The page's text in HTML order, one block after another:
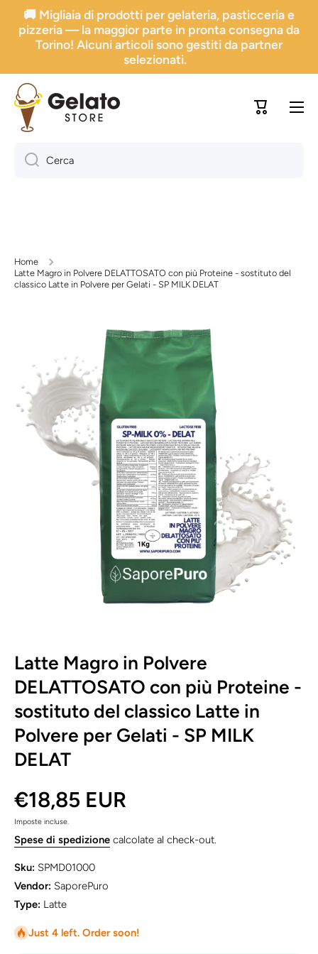
Vai direttamente ai contenuti
🚚 Migliaia di prodotti per gelateria, pasticceria e
pizzeria — la maggior parte in pronta consegna da
Torino! Alcuni articoli sono gestiti da partner
selezionati.
Carrello
Cerca
Home
Latte Magro in Polvere DELATTOSATO con più Proteine - sostituto del
classico Latte in Polvere per Gelati - SP MILK DELAT
Latte Magro in Polvere
DELATTOSATO con più Proteine -
sostituto del classico Latte in
Polvere per Gelati - SP MILK
DELAT
€18,85 EUR
Imposte incluse.
Spese di spedizione calcolate al check-out.
Sku: SPMD01000
Vendor: SaporePuro
Type: Latte
Just 4 left. Order soon!